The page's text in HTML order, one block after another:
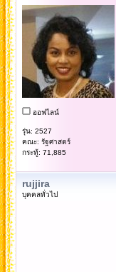
ออฟไลน์
รุ่น: 2527
คณะ: รัฐศาสตร์
กระทู้: 71,885
rujjira
บุคคลทั่วไป